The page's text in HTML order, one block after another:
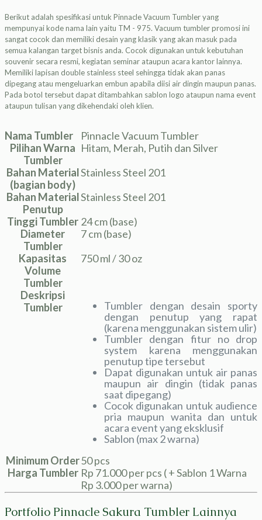
Berikut adalah spesifikasi untuk Pinnacle Vacuum Tumbler yang
mempunyai kode nama lain yaitu TM - 975. Vacuum tumbler promosi ini
sangat cocok dan memiliki desain yang klasik yang akan masuk pada
semua kalangan target bisnis anda. Cocok digunakan untuk kebutuhan
souvenir secara resmi, kegiatan seminar ataupun acara kantor lainnya.
Memiliki lapisan double stainless steel sehingga tidak akan panas
dipegang atau mengeluarkan embun apabila diisi air dingin maupun panas.
Pada botol tersebut dapat ditambahkan sablon logo ataupun nama event
ataupun tulisan yang dikehendaki oleh klien.
Nama Tumbler
Pinnacle Vacuum Tumbler
Pilihan Warna
Tumbler
Hitam, Merah, Putih dan Silver
Bahan Material
(bagian body)
Stainless Steel 201
Bahan Material
Penutup
Stainless Steel 201
Tinggi Tumbler 24 cm (base)
Diameter
Tumbler
7 cm (base)
Kapasitas
Volume
Tumbler
750 ml / 30 oz
Deskripsi
Tumbler
Tumbler dengan desain sporty
dengan penutup yang rapat
(karena menggunakan sistem ulir)
Tumbler dengan fitur no drop
system karena menggunakan
penutup tipe tersebut
Dapat digunakan untuk air panas
maupun air dingin (tidak panas
saat dipegang)
Cocok digunakan untuk audience
pria maupun wanita dan untuk
acara event yang eksklusif
Sablon (max 2 warna)
Minimum Order50 pcs
Harga Tumbler Rp 71.000 per pcs ( + Sablon 1 Warna
Rp 3.000 per warna)
Portfolio Pinnacle Sakura Tumbler Lainnya